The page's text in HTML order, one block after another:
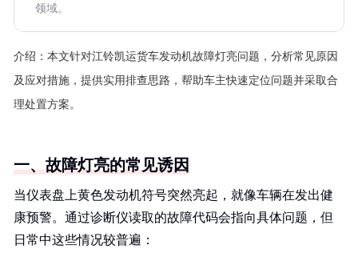
领域。
介绍： 本文针对江铃凯运货车发动机故障灯亮问题，分析常见原因
及应对措施，提供实用排查思路，帮助车主快速定位问题并采取合
理处置方案。
一、故障灯亮的常见诱因
当仪表盘上黄色发动机符号突然亮起，就像车辆在发出健
康预警。通过诊断仪读取的故障代码会指向具体问题，但
日常中这些情况较普遍：